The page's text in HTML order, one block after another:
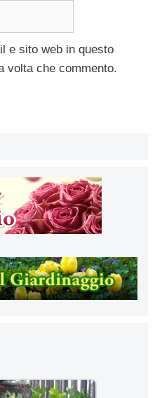
e sito web in questo
volta che commento.